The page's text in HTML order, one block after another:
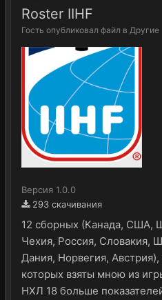
Roster IIHF
Гость опубликовал файл в Другие
Версия 1.0.0
293 скачивания
12 сборных (Канада, США,
Чехия, Россия, Словакия,
Дания, Норвегия, Австрия),
которых взяты мною из
НХЛ 18 больше